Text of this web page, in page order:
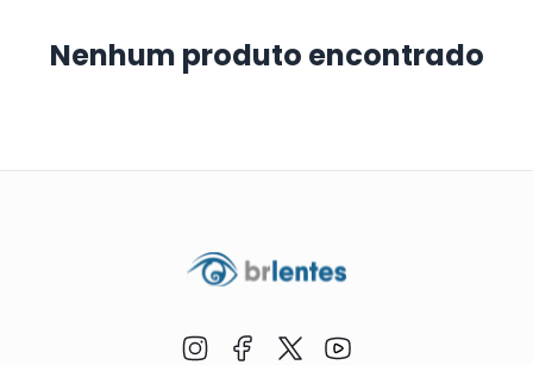
Nenhum produto encontrado